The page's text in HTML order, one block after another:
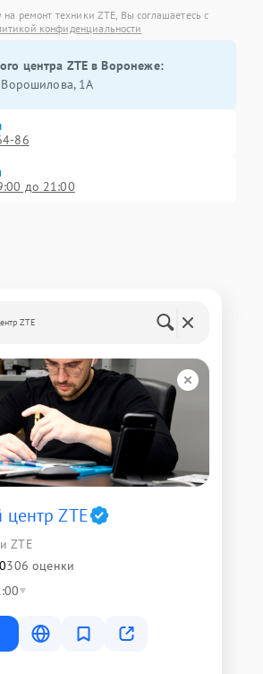
на ремонт техники ZTE, Вы соглашаетесь с
конфиденциальности
центра ZTE в Воронеже:
Ворошилова, 1А
86
до 21:00
ZTE
ZTE
ZTE
306 оценки